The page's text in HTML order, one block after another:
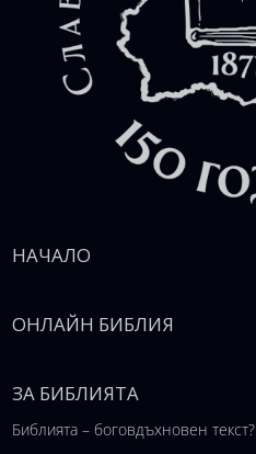
НАЧАЛО
ОНЛАЙН БИБЛИЯ
ЗА БИБЛИЯТА
Библията – боговдъхновен текст?